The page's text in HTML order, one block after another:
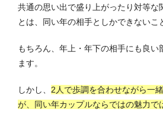
共通の思い出で盛り上がったり対等な
とは、同い年の相手としかできないこ
もちろん、年上・年下の相手にも良い
ます。
しかし、 2人で歩調を合わせながら一
が、同い年カップルならではの魅力で